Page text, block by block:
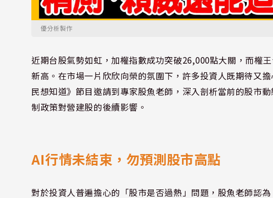
優分析製作
近期台股氣勢如虹，加權指數成功突破26,000點大關，而權
新高。在市場一片欣欣向榮的氛圍下，許多投資人既期待又
民想知道》節目邀請到專家股魚老師，深入剖析當前的股市
制政策對營建股的後續影響。
AI行情未結束，勿預測股市高點
對於投資人普遍擔心的「股市是否過熱」問題，股魚老師認